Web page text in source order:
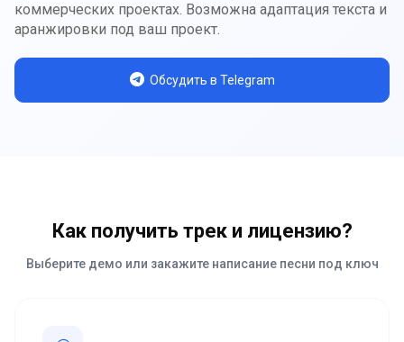
коммерческих проектах. Возможна адаптация текста и
аранжировки под ваш проект.
Обсудить в Telegram
Как получить трек и лицензию?
Выберите демо или закажите написание песни под ключ